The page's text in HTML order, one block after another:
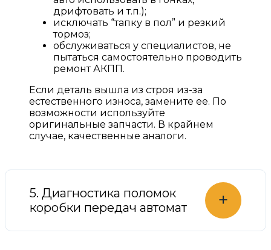
дрифтовать и т.п.);
исключать “тапку в пол” и резкий
тормоз;
обслуживаться у специалистов, не
пытаться самостоятельно проводить
ремонт АКПП.
Если деталь вышла из строя из-за
естественного износа, замените ее. По
возможности используйте
оригинальные запчасти. В крайнем
случае, качественные аналоги.
5. Диагностика поломок
коробки передач автомат
+